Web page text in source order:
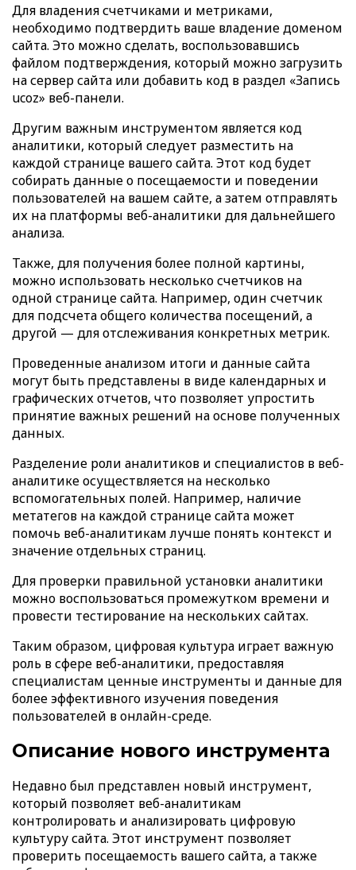
Для владения счетчиками и метриками,
необходимо подтвердить ваше владение доменом
сайта. Это можно сделать, воспользовавшись
файлом подтверждения, который можно загрузить
на сервер сайта или добавить код в раздел «Запись
ucoz» веб-панели.
Другим важным инструментом является код
аналитики, который следует разместить на
каждой странице вашего сайта. Этот код будет
собирать данные о посещаемости и поведении
пользователей на вашем сайте, а затем отправлять
их на платформы веб-аналитики для дальнейшего
анализа.
Также, для получения более полной картины,
можно использовать несколько счетчиков на
одной странице сайта. Например, один счетчик
для подсчета общего количества посещений, а
другой — для отслеживания конкретных метрик.
Проведенные анализом итоги и данные сайта
могут быть представлены в виде календарных и
графических отчетов, что позволяет упростить
принятие важных решений на основе полученных
данных.
Разделение роли аналитиков и специалистов в веб-
аналитике осуществляется на несколько
вспомогательных полей. Например, наличие
метатегов на каждой странице сайта может
помочь веб-аналитикам лучше понять контекст и
значение отдельных страниц.
Для проверки правильной установки аналитики
можно воспользоваться промежутком времени и
провести тестирование на нескольких сайтах.
Таким образом, цифровая культура играет важную
роль в сфере веб-аналитики, предоставляя
специалистам ценные инструменты и данные для
более эффективного изучения поведения
пользователей в онлайн-среде.
Описание нового инструмента
Недавно был представлен новый инструмент,
который позволяет веб-аналитикам
контролировать и анализировать цифровую
культуру сайта. Этот инструмент позволяет
проверить посещаемость вашего сайта, а также